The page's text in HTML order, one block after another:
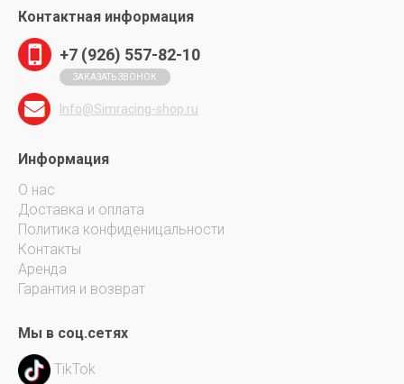
Контактная информация
+7 (926) 557-82-10
ЗАКАЗАТЬ ЗВОНОК
Info@Simracing-shop.ru
Информация
О нас
Доставка и оплата
Политика конфиденицальности
Контакты
Аренда
Гарантия и возврат
Мы в соц.сетях
TikTok